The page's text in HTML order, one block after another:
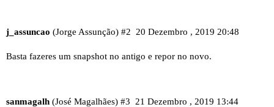
j_assuncao (Jorge Assunção) 20 Dezembro , 2019 20:48
#2
Basta fazeres um snapshot no antigo e repor no novo.
sanmagalh (José Magalhães) 21 Dezembro , 2019 13:44
#3